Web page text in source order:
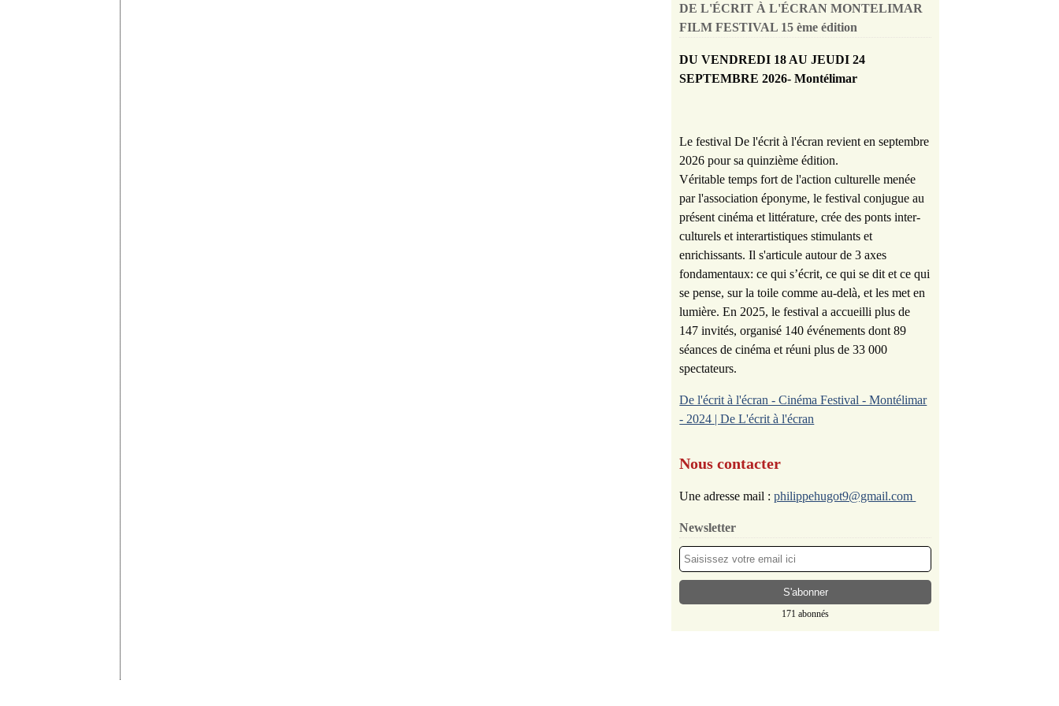
DE L'ÉCRIT À L'ÉCRAN MONTELIMAR
FILM FESTIVAL 15 ème édition
DU VENDREDI 18 AU JEUDI 24
SEPTEMBRE 2026- Montélimar
Le festival De l'écrit à l'écran revient en septembre
2026 pour sa quinzième édition.
Véritable temps fort de l'action culturelle menée
par l'association éponyme, le festival conjugue au
présent cinéma et littérature, crée des ponts inter-
culturels et interartistiques stimulants et
enrichissants. Il s'articule autour de 3 axes
fondamentaux: ce qui s’écrit, ce qui se dit et ce qui
se pense, sur la toile comme au-delà, et les met en
lumière. En 2025, le festival a accueilli plus de
147 invités, organisé 140 événements dont 89
séances de cinéma et réuni plus de 33 000
spectateurs.
De l'écrit à l'écran - Cinéma Festival - Montélimar
- 2024 | De L'écrit à l'écran
Nous contacter
Une adresse mail :philippehugot9@gmail.com
Newsletter
171 abonnés